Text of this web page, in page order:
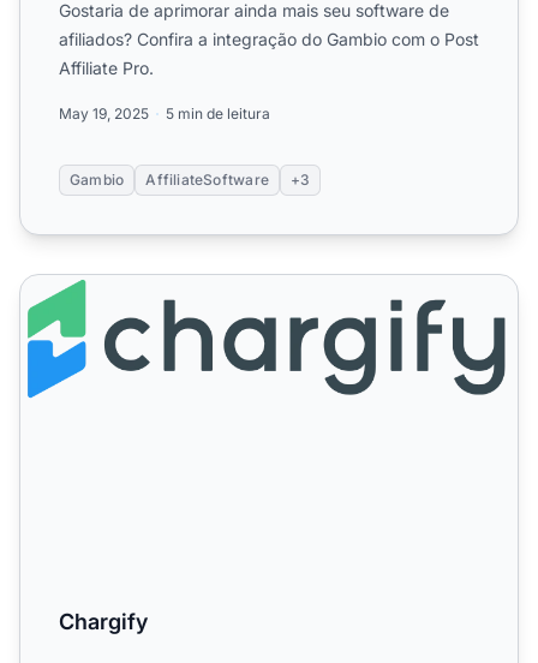
Gostaria de aprimorar ainda mais seu software de
afiliados? Confira a integração do Gambio com o Post
Affiliate Pro.
May 19, 2025 5 min de leitura
Gambio AffiliateSoftware +3
Chargify
Chargify